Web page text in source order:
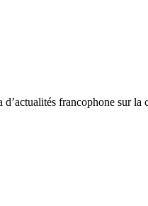
francophone sur